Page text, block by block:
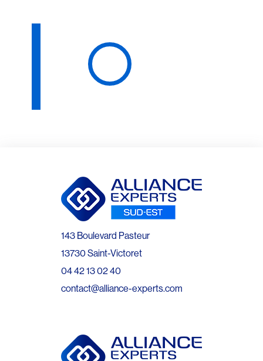
143 Boulevard Pasteur
13730 Saint-Victoret
04 42 13 02 40
contact@alliance-experts.com